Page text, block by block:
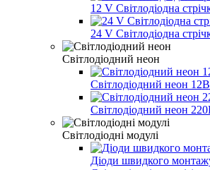
12 V Світлодіодна
24 V Світлодіодна
Світлодіодний неон
Світлодіодний неон 12В
Світлодіодний неон
Світлодіодні модулі
Діоди швидкого